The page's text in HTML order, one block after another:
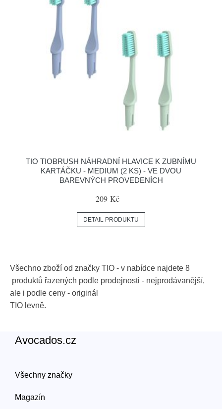
TIO TIOBRUSH NÁHRADNÍ HLAVICE K ZUBNÍMU
KARTÁČKU - MEDIUM (2 KS) - VE DVOU
BAREVNÝCH PROVEDENÍCH
209 Kč
DETAIL PRODUKTU
Všechno zboží od značky TIO - v nabídce najdete 8
produktů řazených podle prodejnosti - nejprodávanější,
ale i podle ceny - originál
TIO levně.
Avocados.cz
Všechny značky
Magazín